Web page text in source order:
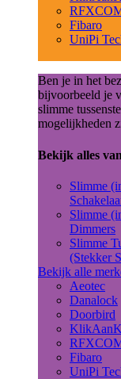
Fibaro
UniPi
Ben je in het
bijvoorbeeld je
slimme
mogelijkheden
Bekijk alles
Slimme
Slimme
Dimmers
Slimme
(Stekker
Bekijk alle
Aeotec
Danalock
Doorbird
Fibaro
UniPi